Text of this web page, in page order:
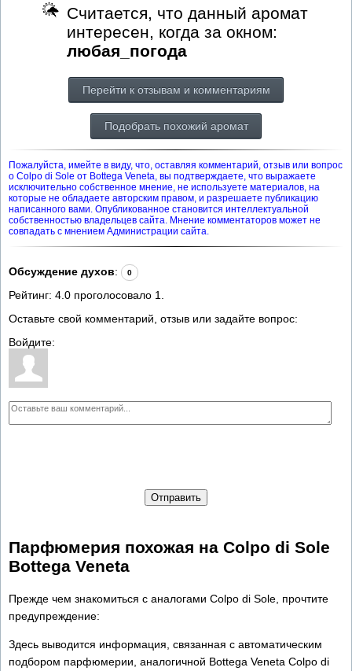
Считается, что данный аромат
интересен, когда за окном:
любая_погода
Перейти к отзывам и комментариям
Подобрать похожий аромат
Пожалуйста, имейте в виду, что, оставляя комментарий, отзыв или вопрос
о Colpo di Sole от Bottega Veneta, вы подтверждаете, что выражаете
исключительно собственное мнение, не используете материалов, на
которые не обладаете авторским правом, и разрешаете публикацию
написанного вами. Опубликованное становится интеллектуальной
собственностью владельцев сайта. Мнение комментаторов может не
совпадать с мнением Администрации сайта.
Обсуждение духов: 0
Рейтинг: 4.0 проголосовало 1
Оставьте свой комментарий, отзыв или задайте вопрос:
Войдите:
Отправить
Парфюмерия похожая на Colpo di Sole
Bottega Veneta
Прежде чем знакомиться с аналогами Colpo di Sole, прочтите
предупреждение:
Здесь выводится информация, связанная с автоматическим
подбором парфюмерии, аналогичной Bottega Veneta Colpo di